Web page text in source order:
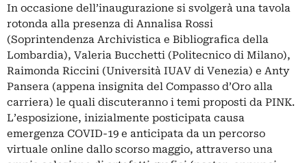
In occasione dell’inaugurazione si svolgerà una tavola
rotonda alla presenza di Annalisa Rossi
(Soprintendenza Archivistica e Bibliografica della
Lombardia), Valeria Bucchetti (Politecnico di Milano),
Raimonda Riccini (Università IUAV di Venezia) e Anty
Pansera (appena insignita del Compasso d’Oro alla
carriera) le quali discuteranno i temi proposti da PINK.
L’esposizione, inizialmente posticipata causa
emergenza COVID-19 e anticipata da un percorso
virtuale online dallo scorso maggio, attraverso una